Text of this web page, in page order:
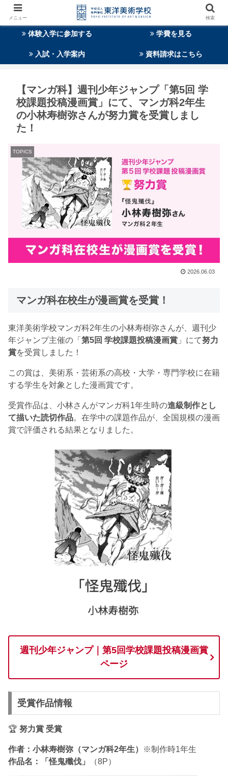
体験入学に参加する 学費を見る
入試・入学案内 資料請求はこちら
【マンガ科】週刊少年ジャンプ「第5回 学
校課題投稿漫画賞」にて、マンガ科2年生
の小林寿樹弥さんが努力賞を受賞しまし
た！
TOPICS
2026.06.03
マンガ科在校生が漫画賞を受賞！
東洋美術学校マンガ科2年生の小林寿樹弥さんが、週刊少
年ジャンプ主催の「 第5回 学校課題投稿漫画賞 」にて努力
賞を受賞しました！
この賞は、美術系・芸術系の高校・大学・専門学校に在籍
する学生を対象とした漫画賞です。
受賞作品は、小林さんがマンガ科1年生時の進級制作とし
て描いた読切作品。在学中の課題作品が、全国規模の漫画
賞で評価される結果となりました。
週刊少年ジャンプ｜第5回学校課題投稿漫画賞
ページ
受賞作品情報
🏆 努力賞 受賞
作者：小林寿樹弥（マンガ科2年生）
※制作時1年生
作品名：「怪鬼殲伐」
（8P）
メニュー 検索